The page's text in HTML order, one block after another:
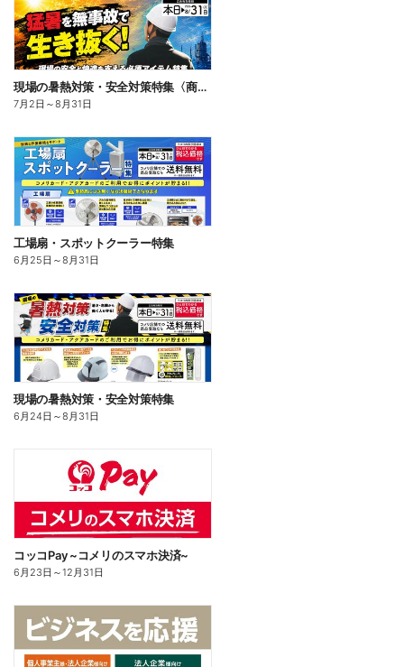
現場の暑熱対策・安全対策特集〈商品一例〉
7月2日 ～8月31日
工場扇・スポットクーラー特集
6月25日 ～8月31日
現場の暑熱対策・安全対策特集
6月24日 ～8月31日
コッコPay ~コメリのスマホ決済~
6月23日 ～12月31日